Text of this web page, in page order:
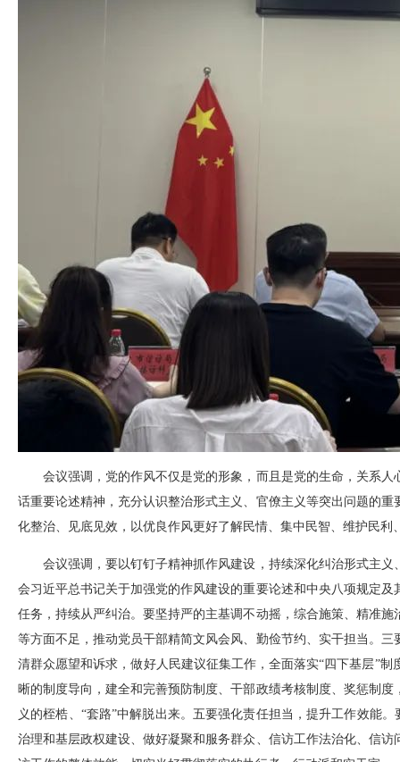
会议强调，党的作风不仅是党的形象，而且是党的生命，关系
话重要论述精神，充分认识整治形式主义、官僚主义等突出问题的
化整治、见底见效，以优良作风更好了解民情、集中民智、维护民利
会议强调，要以钉钉子精神抓作风建设，持续深化纠治形式主
会习近平总书记关于加强党的作风建设的重要论述和中央八项规定
任务，持续从严纠治。要坚持严的主基调不动摇，综合施策、精准
等方面不足，推动党员干部精简文风会风、勤俭节约、实干担当。
清群众愿望和诉求，做好人民建议征集工作，全面落实“四下基层”
晰的制度导向，建全和完善预防制度、干部政绩考核制度、奖惩制
义的桎梏、“套路”中解脱出来。五要强化责任担当，提升工作效能
治理和基层政权建设、做好凝聚和服务群众、信访工作法治化、信